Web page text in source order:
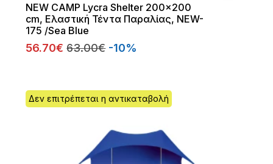
NEW CAMP Lycra Shelter 200x200
cm, Ελαστική Τέντα Παραλίας, NEW-
175 /Sea Blue
56.70€ 63.00€ -10%
Δεν επιτρέπεται η αντικαταβολή